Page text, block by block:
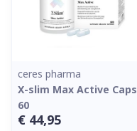
ceres pharma
X-slim Max Active Caps
60
€ 44,95